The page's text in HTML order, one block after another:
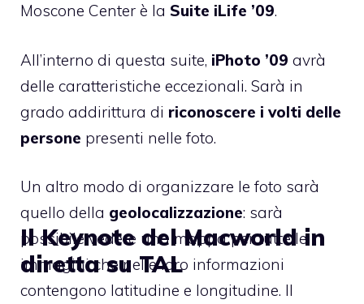
Moscone Center è la Suite iLife ’09.
All’interno di questa suite, iPhoto ’09 avrà
delle caratteristiche eccezionali. Sarà in
grado addirittura di riconoscere i volti delle
persone presenti nelle foto.
Un altro modo di organizzare le foto sarà
quello della geolocalizzazione: sarà
possibile vedere una mappa per tutte le
immagini che nelle loro informazioni
contengono latitudine e longitudine. Il
Il Keynote del Macworld in
diretta su TAL